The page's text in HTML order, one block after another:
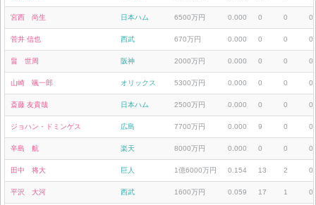
宮西 尚生 日本ハム 6500万円 0.000 0 0 0
菅井 信也 西武 670万円 0.000 0 0 0
畠 世周 阪神 2000万円 0.000 0 0 0
山崎 颯一郎 オリックス 5300万円 0.000 0 0 0
斎藤 友貴哉 日本ハム 2500万円 0.000 0 0 0
ジョハン・ドミンゲス 広島 7700万円 0.000 9 0 0
辛島 航 楽天 8000万円 0.000 0 0 0
田中 将大 巨人 1億6000万円 0.154 13 2 0
平沢 大河 西武 1600万円 0.059 17 1 0